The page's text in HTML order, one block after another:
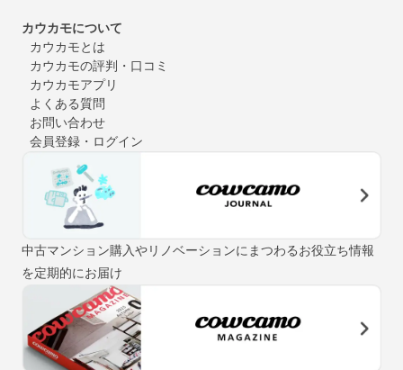
カウカモについて
カウカモとは
カウカモの評判・口コミ
カウカモアプリ
よくある質問
お問い合わせ
会員登録・ログイン
中古マンション購入やリノベーションにまつわるお役立ち情報
を定期的にお届け